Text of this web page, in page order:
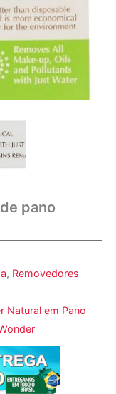
pano
, Removedores
Natural em Pano